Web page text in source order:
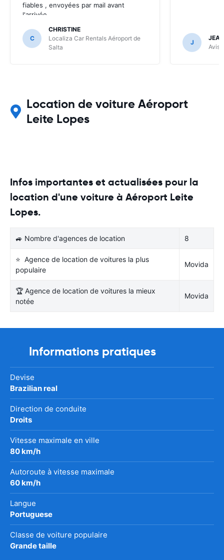
fiables , envoyées par mail avant
l'arrivée .
C
CHRISTINE
Localiza Car Rentals Aéroport de
Salta
J
Avis
Location de voiture Aéroport
Leite Lopes
Infos importantes et actualisées pour la
location d'une voiture à Aéroport Leite
Lopes.
🚙 Nombre d'agences de location 8
⭐ Agence de location de voitures la plus
populaire
Movida
🏆 Agence de location de voitures la mieux
notée
Movida
Informations pratiques
Devise
Brazilian real
Direction de conduite
Droits
Vitesse maximale en ville
80 km/h
Autoroute à vitesse maximale
60 km/h
Langue
Portuguese
Classe de voiture populaire
Grande taille